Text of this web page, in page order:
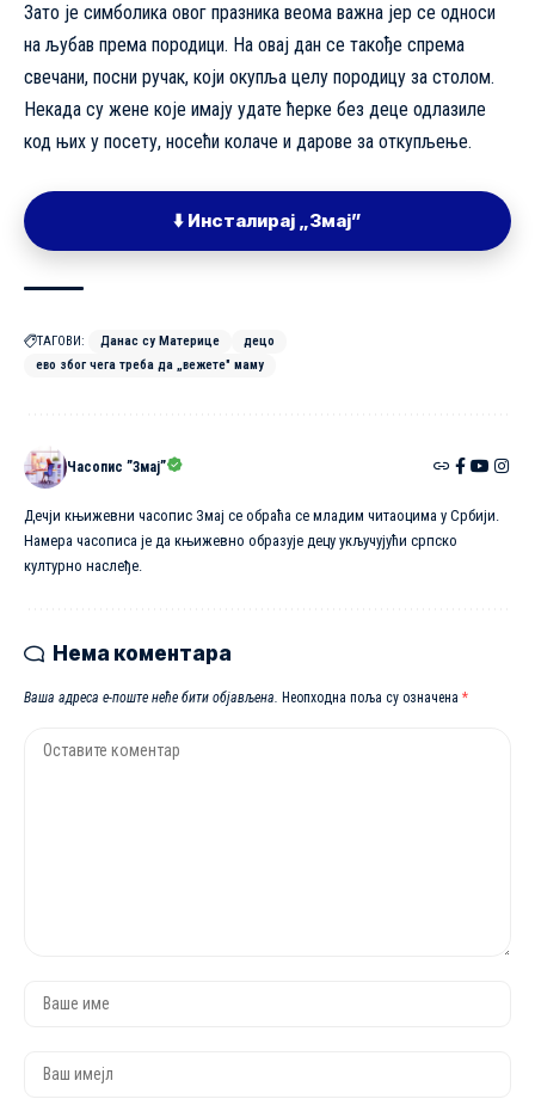
Зато је симболика овог празника веома важна јер се односи
на љубав према породици. На овај дан се такође спрема
свечани, посни ручак, који окупља целу породицу за столом.
Некада су жене које имају удате ћерке без деце одлазиле
код њих у посету, носећи колаче и дарове за откупљење.
⬇️ Инсталирај „Змај”
ТАГОВИ: Данас су Материце
децо
ево због чега треба да „вежете" маму
Часопис ”Змај”
Дечји књижевни часопис Змај се обраћа се младим читаоцима у Србији.
Намера часописа је да књижевно образује децу укључујући српско
културно наслеђе.
Нема коментара
Ваша адреса е-поште неће бити објављена. Неопходна поља су означена *